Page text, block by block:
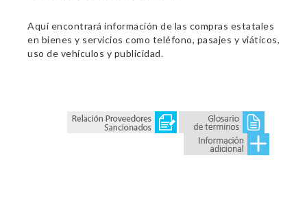
Aquí encontrará información de las compras estatales
en bienes y servicios como teléfono, pasajes y viáticos,
uso de vehículos y publicidad.